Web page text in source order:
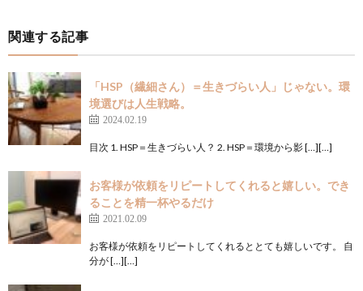
関連する記事
「HSP（繊細さん）＝生きづらい人」じゃない。環
境選びは人生戦略。
2024.02.19
目次 1. HSP＝生きづらい人？ 2. HSP＝環境から影 […][…]
お客様が依頼をリピートしてくれると嬉しい。でき
ることを精一杯やるだけ
2021.02.09
お客様が依頼をリピートしてくれるととても嬉しいです。 自
分が […][…]